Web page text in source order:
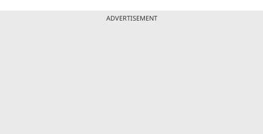
ADVERTISEMENT